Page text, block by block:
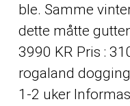
ble. Samme
dette måtte
3990 KR Pris :
rogaland
1-2 uker